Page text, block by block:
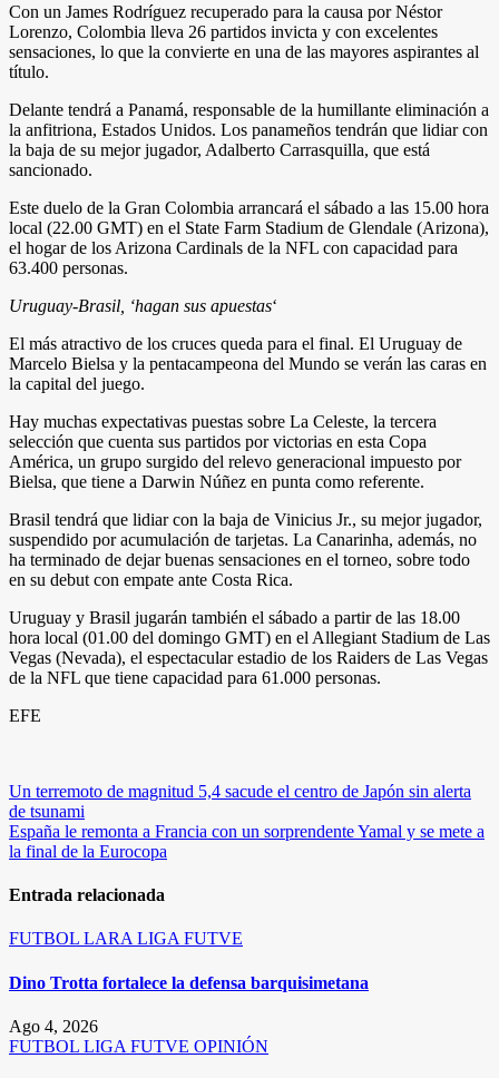
Con un James Rodríguez recuperado para la causa por Néstor
Lorenzo, Colombia lleva 26 partidos invicta y con excelentes
sensaciones, lo que la convierte en una de las mayores aspirantes al
título.
Delante tendrá a Panamá, responsable de la humillante eliminación a
la anfitriona, Estados Unidos. Los panameños tendrán que lidiar con
la baja de su mejor jugador, Adalberto Carrasquilla, que está
sancionado.
Este duelo de la Gran Colombia arrancará el sábado a las 15.00 hora
local (22.00 GMT) en el State Farm Stadium de Glendale (Arizona),
el hogar de los Arizona Cardinals de la NFL con capacidad para
63.400 personas.
Uruguay-Brasil, ‘hagan sus apuestas‘
El más atractivo de los cruces queda para el final. El Uruguay de
Marcelo Bielsa y la pentacampeona del Mundo se verán las caras en
la capital del juego.
Hay muchas expectativas puestas sobre La Celeste, la tercera
selección que cuenta sus partidos por victorias en esta Copa
América, un grupo surgido del relevo generacional impuesto por
Bielsa, que tiene a Darwin Núñez en punta como referente.
Brasil tendrá que lidiar con la baja de Vinicius Jr., su mejor jugador,
suspendido por acumulación de tarjetas. La Canarinha, además, no
ha terminado de dejar buenas sensaciones en el torneo, sobre todo
en su debut con empate ante Costa Rica.
Uruguay y Brasil jugarán también el sábado a partir de las 18.00
hora local (01.00 del domingo GMT) en el Allegiant Stadium de Las
Vegas (Nevada), el espectacular estadio de los Raiders de Las Vegas
de la NFL que tiene capacidad para 61.000 personas.
EFE
Navegación
de
entradas
Un terremoto de magnitud 5,4 sacude el centro de Japón sin alerta
de tsunami
España le remonta a Francia con un sorprendente Yamal y se mete a
la final de la Eurocopa
Entrada relacionada
FUTBOL LARALIGA FUTVE
Dino Trotta fortalece la defensa barquisimetana
Ago 4, 2026
FUTBOL LIGA FUTVE OPINIÓN